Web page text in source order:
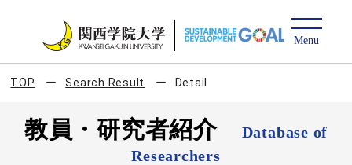
TOP Search Result Detail
教員・研究者紹介
Database of
Researchers